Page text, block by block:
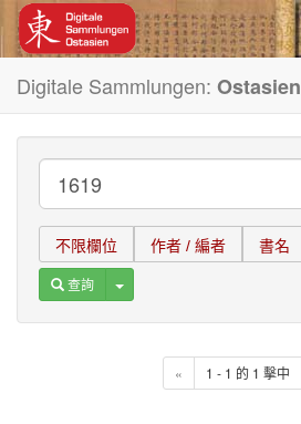
Digitale Sammlungen: Ostasien
不限欄位 作者 / 編者 書名
查詢 Toggle Dropdown
« 1 - 1 的 1 擊中